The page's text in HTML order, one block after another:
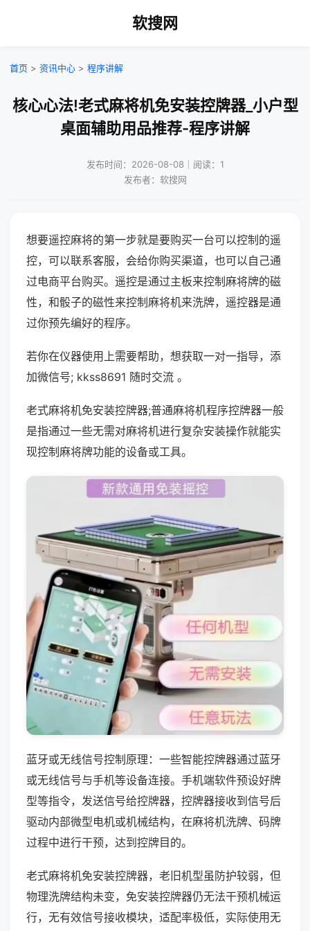
软搜网
首页 > 资讯中心 > 程序讲解
核心心法!老式麻将机免安装控牌器_小户型
桌面辅助用品推荐-程序讲解
发布时间：2026-08-08｜阅读：1
发布者：软搜网
想要遥控麻将的第一步就是要购买一台可以控制的遥
控，可以联系客服，会给你购买渠道，也可以自己通
过电商平台购买。遥控是通过主板来控制麻将牌的磁
性，和骰子的磁性来控制麻将机来洗牌，遥控器是通
过你预先编好的程序。
若你在仪器使用上需要帮助，想获取一对一指导，添
加微信号; kkss8691 随时交流 。
老式麻将机免安装控牌器;普通麻将机程序控牌器一般
是指通过一些无需对麻将机进行复杂安装操作就能实
现控制麻将牌功能的设备或工具。
蓝牙或无线信号控制原理：一些智能控牌器通过蓝牙
或无线信号与手机等设备连接。手机端软件预设好牌
型等指令，发送信号给控牌器，控牌器接收到信号后
驱动内部微型电机或机械结构，在麻将机洗牌、码牌
过程中进行干预，达到控牌目的。
老式麻将机免安装控牌器，老旧机型虽防护较弱，但
物理洗牌结构未变，免安装控牌器仍无法干预机械运
行，无有效信号接收模块，适配率极低，实际使用无